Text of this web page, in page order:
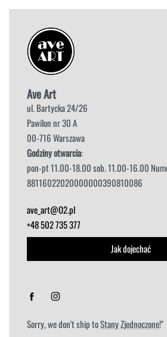
Ave Art
ul. Bartycka 24/26
Pawilon nr 30 A
00-716 Warszawa
Godziny otwarcia:
pon-pt 11.00-18.00 sob. 11.00-16.00
88116022020000000390810086
ave_art@O2.pl
+48 502 735 377
Jak dojechać
Sorry, we don't ship toStany Zjednoczone!"